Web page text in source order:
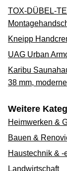
TOX-DÜBEL-
Kneipp
UAG Urban
Karibu
38 mm,
Weitere
Heimwerken &
Bauen &
Haustechnik & -
Landwirtschaft